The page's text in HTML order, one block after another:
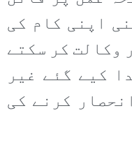
اپنی کام کی
وکالت کر سکتے
کیے گئے غیر
کرنے کی